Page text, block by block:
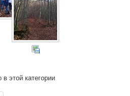
этой категории